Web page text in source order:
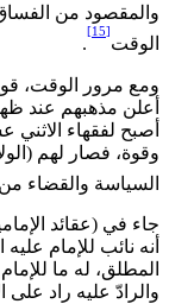
من الفساق :
.
مرور الوقت،
مذهبهم عند ظهور
لفقهاء الاثني
فصار لهم
والقضاء من
في (عقائد
نائب للإمام عليه
له ما
عليه راد على